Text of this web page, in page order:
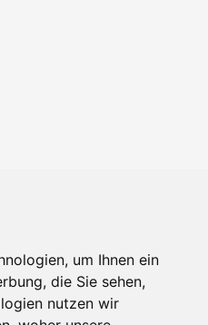
um Ihnen ein
die Sie sehen,
nutzen wir